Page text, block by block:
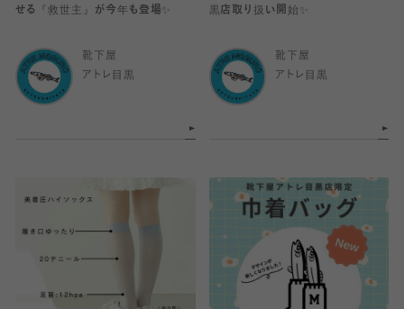
せる『救世主』が今年も登場✨️
靴下屋
アトレ目黒
黒店取り扱い開始✨
靴下屋
アトレ目黒